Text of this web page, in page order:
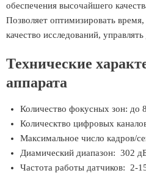
обеспечения высочайшего
Позволяет оптимизировать
качество исследований,
Технические
аппарата
Количество фокусных зон:
Колическтво цифровых
Максимальное число кадров/
Диамический диапазон: 302
Частота работы датчиков: 2-